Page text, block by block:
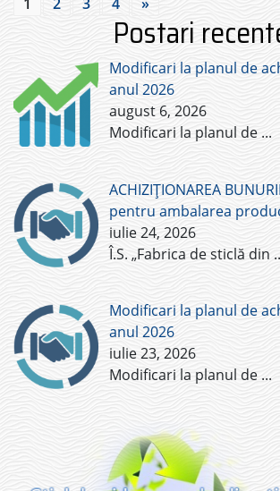
Postari
Modificari la planul de
anul 2026
august 6, 2026
Modificari la planul de ...
ACHIZIȚIONAREA
pentru ambalarea
iulie 24, 2026
Î.S. „Fabrica de sticlă din
Modificari la planul de
anul 2026
iulie 23, 2026
Modificari la planul de ...